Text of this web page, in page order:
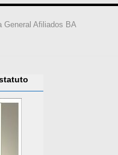
General Afiliados BA